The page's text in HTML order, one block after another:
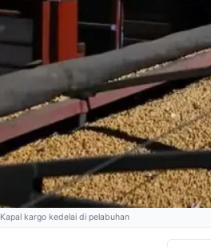
Kapal kargo kedelai di pelabuhan